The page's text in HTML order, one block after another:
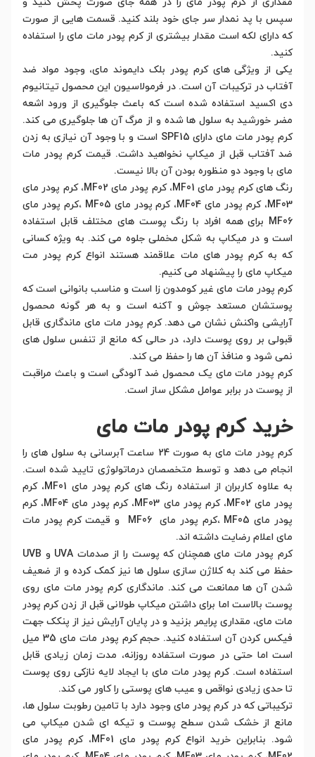
سپس با پد نمدار سر جای خود بلند کنید. قسمت هایی از صورت
که دارای لکه است مقدار بیشتری از کرم پودر مات مای را استفاده
کنید.
یکی از ویژگی های کرم پودر بلک دایموند مای، وجود مواد ضد
آفتاب در ترکیبات آن است. در فرمولاسیون این محصول تیتانیوم
دی اکسید استفاده شده است که باعث جلوگیری از ورود اشعه
مضر خورشید به سلول ها شده و از مرگ آن ها جلوگیری می کند.
کرم پودر مات مای دارای SPF15 است و با وجود آن نیازی به زدن
ضد آفتاب قبل از میکاپ نخواهید داشت. قیمت کرم پودر مات
مای با وجود دو منظوره بودن آن بالا نیست.
رنگ های کرم پودر مای MF01، کرم پودر مای MF02، کرم پودر مای
MF03، کرم پودر مای MF04، کرم پودر مای MF05 ،کرم پودر مای
MF06 برای همه افراد با رنگ پوست های مختلف قابل استفاده
است و در میکاپ به شکل مخملی جلوه می کند. به ویژه کسانی
که به کرم پودر های مات علاقمند هستند انواع کرم پودر مت
میکاپ مای را پیشنهاد می کنیم.
کرم پودر مات مای غیر کومدون زا است و مناسب بانوانی است که
پوستشان مستعد جوش و آکنه است و به هر گونه محصول
آرایشی واکنش نشان می دهد. کرم پودر مات مای ماندگاری قابل
قبولی بر روی پوست دارد، در حالی که مانع از تنفس سلول های
نمی شود و منافذ آن ها را حفظ می کند.
کرم پودر مات مای یک محصول ضد آلودگی است و باعث مراقبت
از پوست در برابر عوامل مشکل ساز است.
خرید کرم پودر مات مای
کرم پودر مات مای به صورت 24 ساعت آبرسانی به سلول های را
انجام می دهد و توسط متخصصان درماتولوژی تایید شده است.
به علاوه کاربران از استفاده رنگ های کرم پودر مای MF01، کرم
پودر مای MF02، کرم پودر مای MF03، کرم پودر مای MF04، کرم
پودر مای MF05 ،کرم پودر مای MF06 و قیمت کرم پودر مات
مای اعلام رضایت داشته اند.
کرم پودر مات مای همچنان که پوست را از صدمات UVA و UVB
حفظ می کند به کلاژن سازی سلول ها نیز کمک کرده و از ضعیف
شدن آن ها ممانعت می کند. ماندگاری کرم پودر مات مای روی
پوست بالاست اما برای داشتن میکاپ طولانی قبل از زدن کرم پودر
مات مای، مقداری پرایمر بزنید و در پایان آرایش نیز از پنکک جهت
فیکس کردن آن استفاده کنید. حجم کرم پودر مات مای 35 میل
است اما حتی در صورت استفاده روزانه، مدت زمان زیادی قابل
استفاده است. کرم پودر مات مای با ایجاد لایه نازکی روی پوست
تا حدی زیادی نواقص و عیب های پوستی را کاور می کند.
ترکیباتی که در کرم پودر مای وجود دارد با تامین رطوبت سلول ها،
مانع از خشک شدن سطح پوست و تیکه ای شدن میکاپ می
شود. بنابراین خرید انواع کرم پودر مای MF01، کرم پودر مای